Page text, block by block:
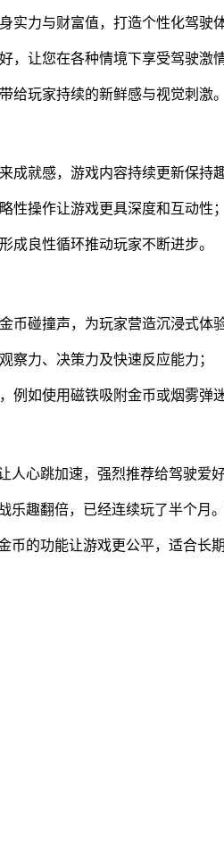
实力与财富值，打造个性化驾驶体
，让您在各种情境下享受驾驶激情
给玩家持续的新鲜感与视觉刺激。
成就感，游戏内容持续更新保持趣
性操作让游戏更具深度和互动性；
成良性循环推动玩家不断进步。
币碰撞声，为玩家营造沉浸式体验
察力、决策力及快速反应能力；
例如使用磁铁吸附金币或烟雾弹
人心跳加速，强烈推荐给驾驶爱
乐趣翻倍，已经连续玩了半个月
币的功能让游戏更公平，适合长